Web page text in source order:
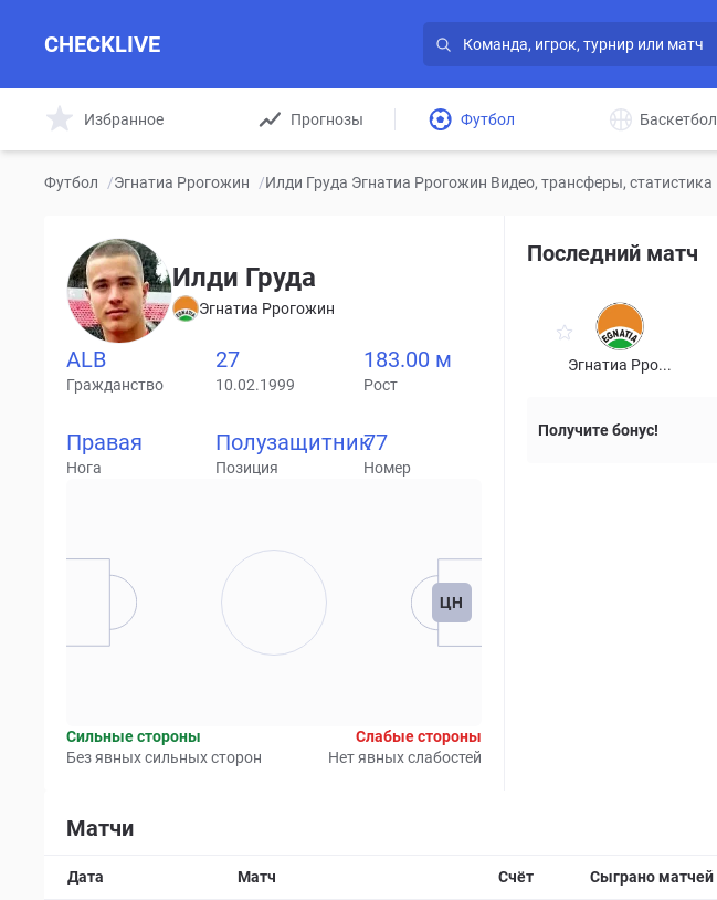
CHECKLIVE
Избранное Прогнозы Футбол Баскетбол
Футбол /Эгнатиа Ррогожин /Илди Груда Эгнатиа Ррогожин Видео, трансферы, статистика
Илди Груда
Эгнатиа Ррогожин
ALB
Гражданство
27
10.02.1999
183.00 м
Рост
Правая
Нога
Полузащитник
Позиция
77
Номер
ЦН
Сильные стороны
Без явных сильных сторон
Слабые стороны
Нет явных слабостей
Последний матч
Эгнатиа Рро...
Получите бонус!
Матчи
Дата Матч Счёт Сыграно матчей